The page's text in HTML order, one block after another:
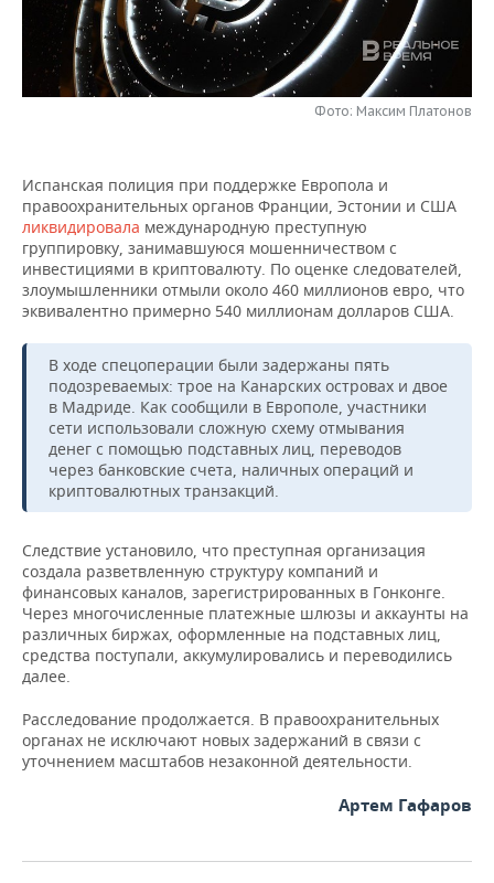
НЕФТЕХИМИЯ
НЕФТЬ
РОЗНИЧНАЯ ТОРГОВЛЯ
ТРАНСПОРТ
НОВОСТИ ТЕХНОЛОГИЙ
IT
ТЕЛЕКОММУНИКАЦИИ
МЕРОПРИЯТИЯ
НОВОСТИ МЕРОПРИЯТИЙ
БИЗНЕС-БРАНЧИ
ONLINE-КОНФЕРЕНЦИИ
ОТКРЫТАЯ ЛЕКЦИЯ
СПОРТ
ФУТБОЛ
ХОККЕЙ
БАСКЕТБОЛ
ВОЛЕЙБОЛ
КИБЕРСПОРТ
ФИГУРНОЕ КАТАНИЕ
ВОДНЫЕ ВИДЫ СПОРТА
ХОККЕЙ С МЯЧОМ
НОВОСТИ ОБЩЕСТВА
ВЛАСТЬ
ИНФРАСТРУКТУРА
ИСТОРИЯ
КУЛЬТУРА
МЕДИЦИНА
ОБРАЗОВАНИЕ
ПРОИСШЕСТВИЯ
ФОТОГАЛЕРЕЯ
СЮЖЕТЫ
СПРАВОЧНИК
СПИСОК ПЕРСОН
СПИСОК КОМПАНИЙ
ПОЛНАЯ ВЕРСИЯ
Фото: Максим Платонов
Испанская полиция при поддержке Европола и
правоохранительных органов Франции, Эстонии и США
ликвидировала международную преступную
группировку, занимавшуюся мошенничеством с
инвестициями в криптовалюту. По оценке следователей,
злоумышленники отмыли около 460 миллионов евро, что
эквивалентно примерно 540 миллионам долларов США.
В ходе спецоперации были задержаны пять
подозреваемых: трое на Канарских островах и двое
в Мадриде. Как сообщили в Европоле, участники
сети использовали сложную схему отмывания
денег с помощью подставных лиц, переводов
через банковские счета, наличных операций и
криптовалютных транзакций.
Следствие установило, что преступная организация
создала разветвленную структуру компаний и
финансовых каналов, зарегистрированных в Гонконге.
Через многочисленные платежные шлюзы и аккаунты на
различных биржах, оформленные на подставных лиц,
средства поступали, аккумулировались и переводились
далее.
Расследование продолжается. В правоохранительных
органах не исключают новых задержаний в связи с
уточнением масштабов незаконной деятельности.
Артем Гафаров